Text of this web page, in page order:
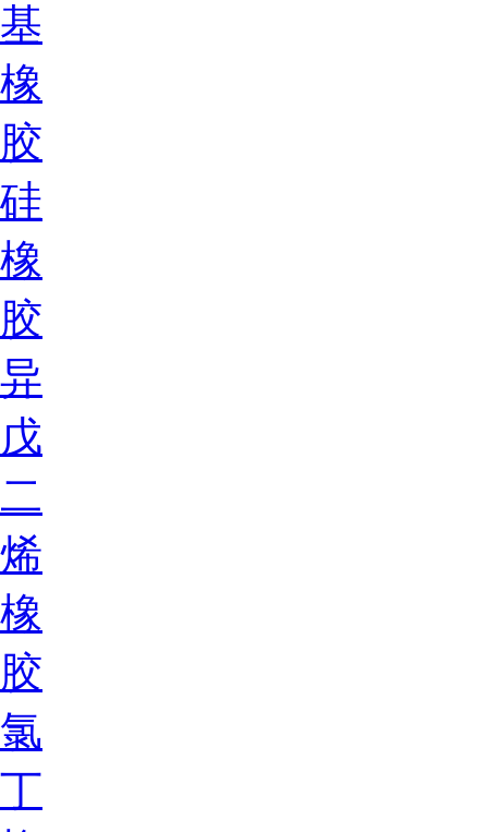
基
橡
胶
硅
橡
胶
异
戊
二
烯
橡
胶
氯
丁